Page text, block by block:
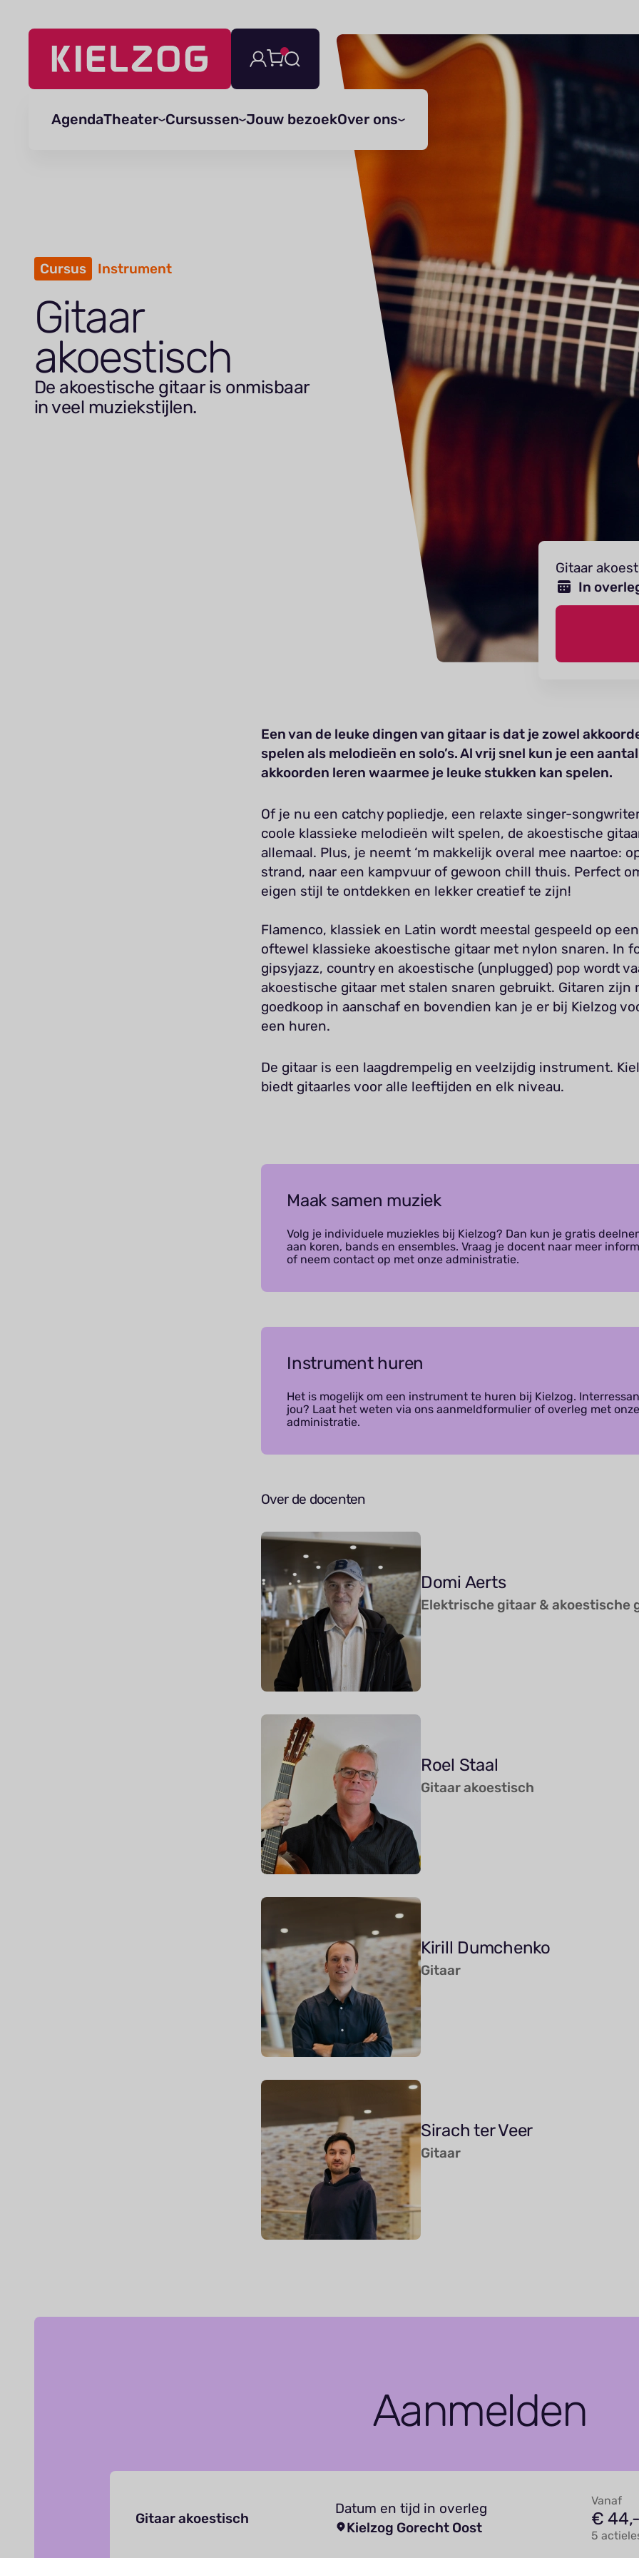
Navigatie
AgendaTheater Cursussen Jouw bezoekOver ons
Cursus Instrument
Gitaar
akoestisch
De akoestische gitaar is onmisbaar
in veel muziekstijlen.
Gitaar
In
Een van de leuke dingen van gitaar is dat je zowel
spelen als melodieën en solo’s. Al vrij snel kun je een aantal
akkoorden leren waarmee je leuke stukken kan spelen.
Of je nu een catchy popliedje, een relaxte singer-
coole klassieke melodieën wilt spelen, de akoestische
allemaal. Plus, je neemt ‘m makkelijk overal mee naartoe:
strand, naar een kampvuur of gewoon chill thuis. Perfect
eigen stijl te ontdekken en lekker creatief te zijn!
Flamenco, klassiek en Latin wordt meestal gespeeld op
oftewel klassieke akoestische gitaar met nylon snaren. In
gipsyjazz, country en akoestische (unplugged) pop wordt
akoestische gitaar met stalen snaren gebruikt. Gitaren zijn
goedkoop in aanschaf en bovendien kan je er bij Kielzog
een huren.
De gitaar is een laagdrempelig en veelzijdig instrument.
biedt gitaarles voor alle leeftijden en elk niveau.
Maak samen muziek
Volg je individuele muziekles bij Kielzog? Dan kun je gratis
aan koren, bands en ensembles. Vraag je docent naar meer
of neem contact op met onze administratie.
Instrument huren
Het is mogelijk om een instrument te huren bij Kielzog.
jou? Laat het weten via ons aanmeldformulier of overleg met onze
administratie.
Over de docenten
Domi Aerts
Elektrische gitaar & akoestische
Roel Staal
Gitaar akoestisch
Kirill Dumchenko
Gitaar
Sirach ter Veer
Gitaar
Aanmelden
Gitaar akoestisch
Datum en tijd in overleg
Kielzog Gorecht Oost
Vanaf
€ 44,-
5